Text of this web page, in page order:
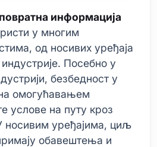
информација
у многим
од носивих уређаја
Посебно у
безбедност у
омогућавањем
услове на путу кроз
носивим уређајима, циљ
обавештења и